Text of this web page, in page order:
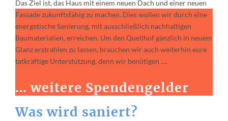
Das Ziel ist, das Haus mit einem neuen Dach und einer neuen
Fassade zukunftsfähig zu machen. Dies wollen wir durch eine
energetische Sanierung, mit ausschließlich nachhaltigen
Baumaterialien, erreichen. Um den Quellhof gänzlich in neuem
Glanz erstrahlen zu lassen, brauchen wir auch weiterhin eure
tatkräftige Unterstützung, denn wir benötigen ….
… weitere Spendengelder
Was wird saniert?